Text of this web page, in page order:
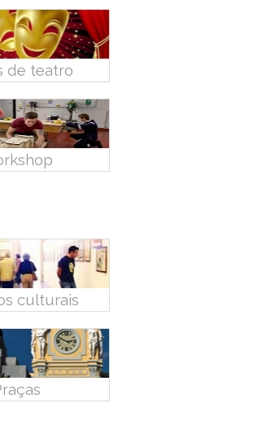
de teatro
culturais